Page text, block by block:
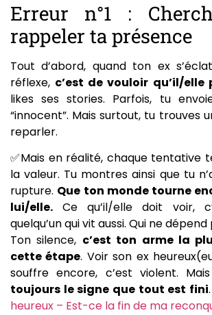
Erreur n°1 :
rappeler ta présence
Tout d’abord, quand ton ex
réflexe, c’est de vouloir qu’il/elle
likes ses stories. Parfois, tu
“innocent”. Mais surtout, tu trouves
reparler.
✅Mais en réalité, chaque tentative
la valeur. Tu montres ainsi que tu
rupture. Que ton monde tourne
lui/elle. Ce qu’il/elle doit voir,
quelqu’un qui vit aussi. Qui ne dépend
Ton silence, c’est ton arme la
cette étape. Voir son ex
souffre encore, c’est violent. Mais
toujours le signe que tout est fini
heureux – Est-ce la fin de ma